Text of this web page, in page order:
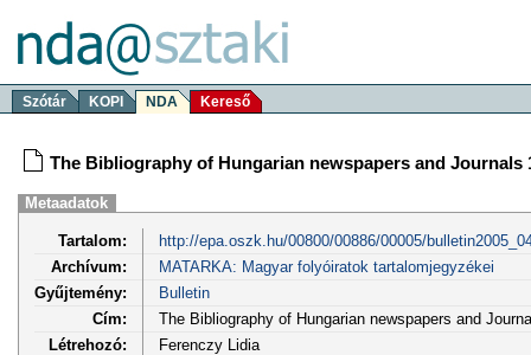
Szótár KOPI NDA Kereső
The Bibliography of Hungarian newspapers and Journals
Metaadatok
Tartalom:
http://epa.oszk.hu/00800/00886/00005/
Archívum:
MATARKA: Magyar folyóiratok tartalomjegyzékei
Gyűjtemény:
Bulletin
Cím:
The Bibliography of Hungarian newspapers and
Létrehozó:
Ferenczy Lidia